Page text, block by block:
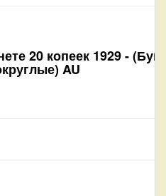
20 копеек 1929 -
AU